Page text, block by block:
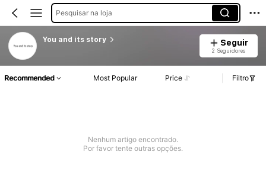
Pesquisar na loja
You and its story Seguir
2 Seguidores
Recommended Most Popular Price Filtro
Nenhum artigo encontrado.
Por favor tente outras opções.